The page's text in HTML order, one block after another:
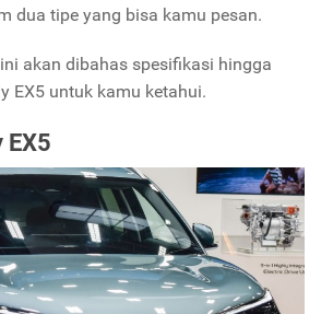
dua tipe yang bisa kamu pesan.
akan dibahas spesifikasi hingga
EX5 untuk kamu ketahui.
EX5